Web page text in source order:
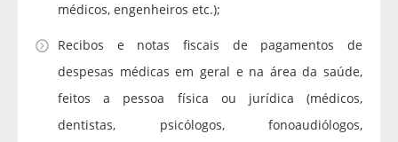
médicos, engenheiros etc.);
Recibos e notas fiscais de pagamentos de
despesas médicas em geral e na área da saúde,
feitos a pessoa física ou jurídica (médicos,
dentistas, psicólogos, fonoaudiólogos,